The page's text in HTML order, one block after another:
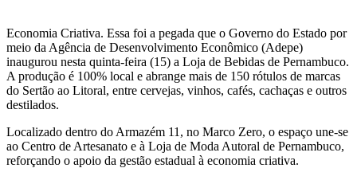
Economia Criativa. Essa foi a pegada que o Governo do Estado por
meio da Agência de Desenvolvimento Econômico (Adepe)
inaugurou nesta quinta-feira (15) a Loja de Bebidas de Pernambuco.
A produção é 100% local e abrange mais de 150 rótulos de marcas
do Sertão ao Litoral, entre cervejas, vinhos, cafés, cachaças e outros
destilados.
Localizado dentro do Armazém 11, no Marco Zero, o espaço une-se
ao Centro de Artesanato e à Loja de Moda Autoral de Pernambuco,
reforçando o apoio da gestão estadual à economia criativa.